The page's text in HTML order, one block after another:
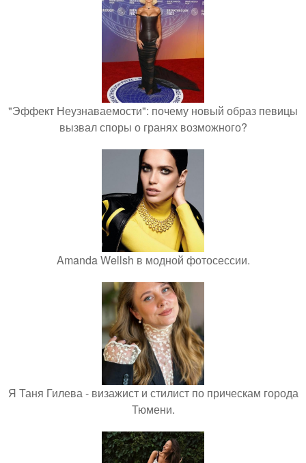
"Эффект Неузнаваемости": почему новый образ певицы
вызвал споры о гранях возможного?
Amanda Wellsh в модной фотосессии.
Я Таня Гилева - визажист и стилист по прическам города
Тюмени.